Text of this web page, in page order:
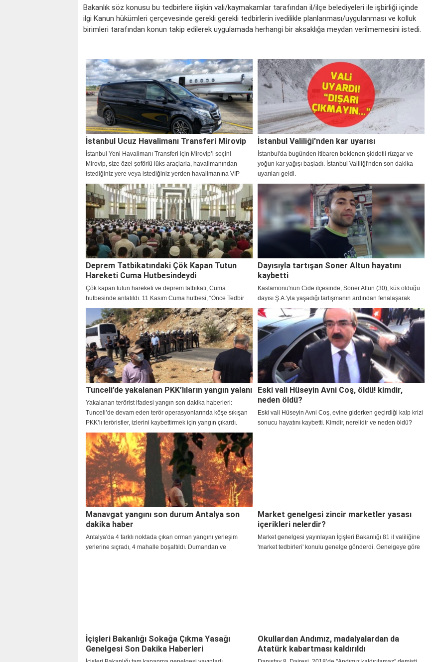
Bakanlık söz konusu bu tedbirlere ilişkin vali/kaymakamlar tarafından il/ilçe belediyeleri ile işbirliği içinde
ilgi Kanun hükümleri çerçevesinde gerekli gerekli tedbirlerin ivedilikle planlanması/uygulanması ve kolluk
birimleri tarafından konun takip edilerek uygulamada herhangi bir aksaklığa meydan verilmemesini istedi.
İstanbul Ucuz Havalimanı Transferi Mirovip
İstanbul Yeni Havalimanı Transferi için Mirovip’i seçin!
Mirovip, size özel şoförlü lüks araçlarla, havalimanından
istediğiniz yere veya istediğiniz yerden havalimanına VIP
transfer hizmeti sunar. Mirovip, deneyimli ve güler yüzlü
personeli, son model ve konforlu araçları, uygun fiyatları ve
kolay rezervasyon sistemi ile fark yaratır.
İstanbul Valiliği'nden kar uyarısı
İstanbul'da bugünden itibaren beklenen şiddetli rüzgar ve
yoğun kar yağışı başladı. İstanbul Valiliği'nden son dakika
uyarıları geldi.
Deprem Tatbikatındaki Çök Kapan Tutun
Hareketi Cuma Hutbesindeydi
Çök kapan tutun hareketi ve deprem tatbikatı, Cuma
hutbesinde anlatıldı. 11 Kasım Cuma hutbesi, “Önce Tedbir
Sonra Tevekkül” teması ile ülke genelindeki cami cemaatlerini
tedbir almaya ve hazırlıklı olmaya çağırdı.
Dayısıyla tartışan Soner Altun hayatını
kaybetti
Kastamonu'nun Cide ilçesinde, Soner Altun (30), küs olduğu
dayısı Ş.A.'yla yaşadığı tartışmanın ardından fenalaşarak
hayatını kaybetti.
Tunceli’de yakalanan PKK’lıların yangın yalanı
Yakalanan terörist ifadesi yangın son dakika haberleri:
Tunceli’de devam eden terör operasyonlarında köşe sıkışan
PKK’lı teröristler, izlerini kaybettirmek için yangın çıkardı.
Kontrol altına alınan yangınla ilgili sosyal medyada PKK
yanlısı hesaplar, köşeye sıkışan teröristleri kurtarmak için
#DersimYanıyor provakasyonu başlattı.
Eski vali Hüseyin Avni Coş, öldü! kimdir,
neden öldü?
Eski vali Hüseyin Avni Coş, evine giderken geçirdiği kalp krizi
sonucu hayatını kaybetti. Kimdir, nerelidir ve neden öldü?
Manavgat yangını son durum Antalya son
dakika haber
Antalya'da 4 farklı noktada çıkan orman yangını yerleşim
yerlerine sıçradı, 4 mahalle boşaltıldı. Dumandan ve
Market genelgesi zincir marketler yasası
içerikleri nelerdir?
Market genelgesi yayınlayan İçişleri Bakanlığı 81 il valiliğine
'market tedbirleri' konulu genelge gönderdi. Genelgeye göre
İçişleri Bakanlığı Sokağa Çıkma Yasağı
Genelgesi Son Dakika Haberleri
Okullardan Andımız, madalyalardan da
Atatürk kabartması kaldırıldı